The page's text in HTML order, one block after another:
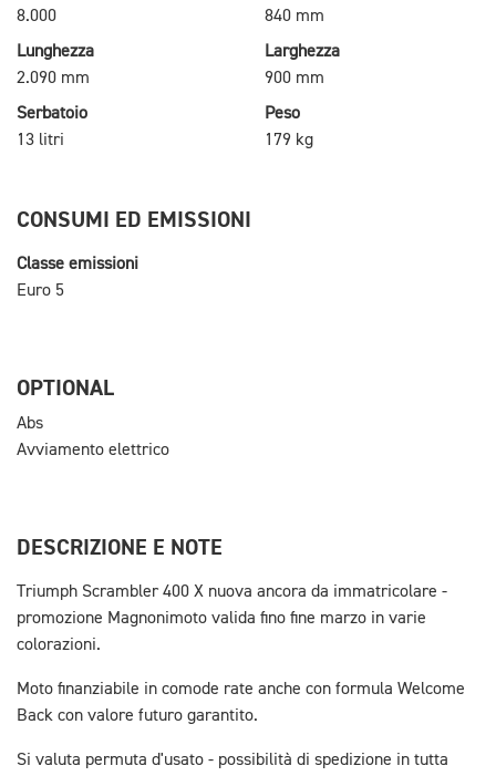
8.000
840 mm
Lunghezza
2.090 mm
Larghezza
900 mm
Serbatoio
13 litri
Peso
179 kg
CONSUMI ED EMISSIONI
Classe emissioni
Euro 5
OPTIONAL
Abs
Avviamento elettrico
DESCRIZIONE E NOTE
Triumph Scrambler 400 X nuova ancora da immatricolare -
promozione Magnonimoto valida fino fine marzo in varie
colorazioni.
Moto finanziabile in comode rate anche con formula Welcome
Back con valore futuro garantito.
Si valuta permuta d'usato - possibilità di spedizione in tutta